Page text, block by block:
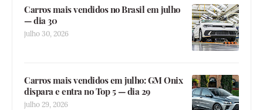
Carros mais vendidos no Brasil em julho
— dia 30
julho 30, 2026
Carros mais vendidos em julho: GM Onix
dispara e entra no Top 5 — dia 29
julho 29, 2026